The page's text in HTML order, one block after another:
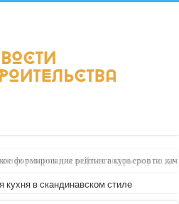
формирование рейтинга курьеров по
кухня в скандинавском стиле